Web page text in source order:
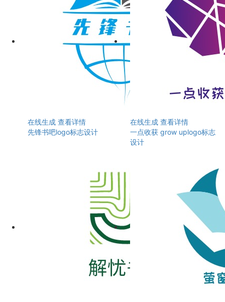
在线生成 查看详情
先锋书吧logo标志设计
在线生成 查看详情
一点收获 grow uplogo标志
设计